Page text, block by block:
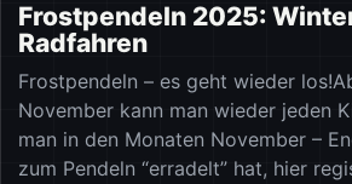
Frostpendeln 2025:
Radfahren
Frostpendeln – es geht wieder
November kann man wieder jeden
man in den Monaten November –
zum Pendeln “erradelt” hat, hier